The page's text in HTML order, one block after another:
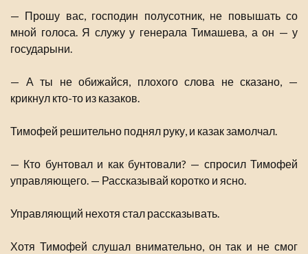
— Прошу вас, господин полусотник, не повышать со
мной голоса. Я служу у генерала Тимашева, а он — у
государыни.
— А ты не обижайся, плохого слова не сказано, —
крикнул кто-то из казаков.
Тимофей решительно поднял руку, и казак замолчал.
— Кто бунтовал и как бунтовали? — спросил Тимофей
управляющего. — Рассказывай коротко и ясно.
Управляющий нехотя стал рассказывать.
Хотя Тимофей слушал внимательно, он так и не смог